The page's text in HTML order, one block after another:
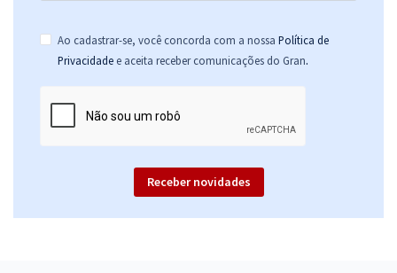
Ao cadastrar-se, você concorda com a nossa Política de
Privacidade e aceita receber comunicações do Gran.
Receber novidades